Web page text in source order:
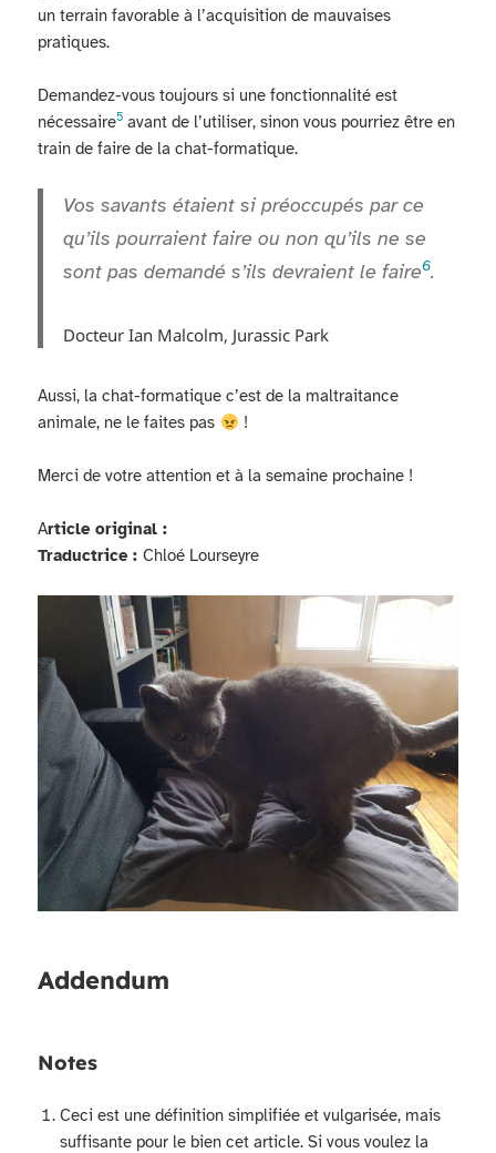
un terrain favorable à l’acquisition de mauvaises
pratiques.
Demandez-vous toujours si une fonctionnalité est
nécessaire5 avant de l’utiliser, sinon vous pourriez être en
train de faire de la chat-formatique.
Vos savants étaient si préoccupés par ce
qu’ils pourraient faire ou non qu’ils ne se
sont pas demandé s’ils devraient le faire6.
Docteur Ian Malcolm, Jurassic Park
Aussi, la chat-formatique c’est de la maltraitance
animale, ne le faites pas
!
Merci de votre attention et à la semaine prochaine !
Article original :
Traductrice :Chloé Lourseyre
Addendum
Notes
Ceci est une définition simplifiée et vulgarisée, mais
suffisante pour le bien cet article. Si vous voulez la